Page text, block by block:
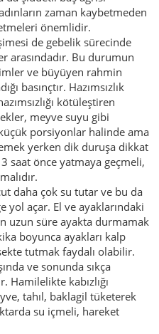
zaman kaybetmeden
önemlidir.
de gebelik sürecinde
arasındadır. Bu durumun
ve büyüyen rahmin
basınçtır. Hazımsızlık
kötüleştiren
meyve suyu gibi
porsiyonlar halinde ama
yerken dik duruşa dikkat
saat önce yatmaya geçmeli,
daha çok su tutar ve bu da
yol açar. El ve ayaklarındaki
uzun süre ayakta durmamak
boyunca ayakları kalp
tutmak faydalı olabilir.
ve sonunda sıkça
Hamilelikte kabızlığı
tahıl, baklagil tüketerek
su içmeli, hareket